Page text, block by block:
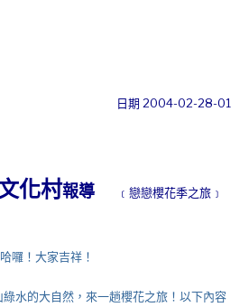
日期 2004-02-28-01
化村報導 ﹝ 戀戀櫻花季之旅﹞
哈囉！大家吉祥！
水的大自然， 來一趟櫻花之旅！以下內容